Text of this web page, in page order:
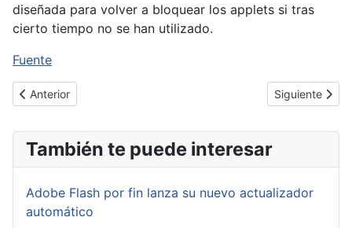
diseñada para volver a bloquear los applets si tras
cierto tiempo no se han utilizado.
Fuente
Artículo anterior: Stuxnet fue plantado por un agente doble
Anterior Artículo
Siguiente
También te puede interesar
Adobe Flash por fin lanza su nuevo actualizador
automático